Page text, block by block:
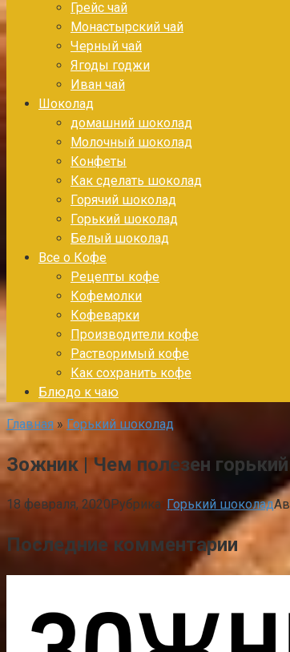
Грейс чай
Монастырский чай
Черный чай
Ягоды годжи
Иван чай
Шоколад
домашний шоколад
Молочный шоколад
Конфеты
Как сделать шоколад
Горячий шоколад
Горький шоколад
Белый шоколад
Все о Кофе
Рецепты кофе
Кофемолки
Кофеварки
Производители кофе
Растворимый кофе
Как сохранить кофе
Блюдо к чаю
Главная » Горький шоколад
Зожник | Чем полезен
18 февраля, 2020Рубрика: Горький шоколад
Последние комментарии